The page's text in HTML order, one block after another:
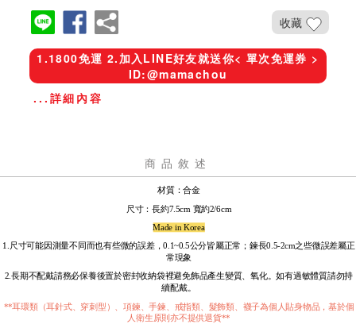
收藏
1.1800免運 2.加入LINE好友就送你< 單次免運券 >
ID:@mamachou
...詳細內容
商品敘述